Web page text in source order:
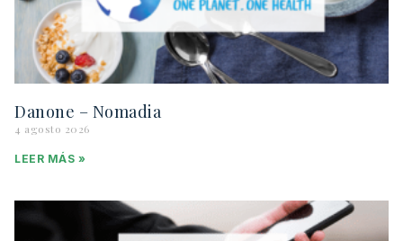
Danone – Nomadia
4 agosto 2026
LEER MÁS »